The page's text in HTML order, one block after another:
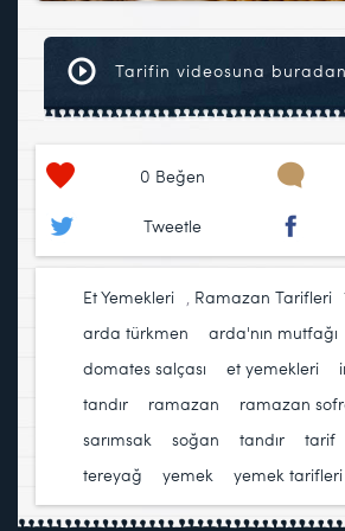
Tarifin videosuna
0 Beğen
Tweetle
Et Yemekleri , Ramazan Tarifleri
arda türkmen
arda'nın mutfağı
domates salçası
et yemekleri
tandır
ramazan ramazan
sarımsak
soğan tandır tarif
tereyağ
yemek yemek tarifleri